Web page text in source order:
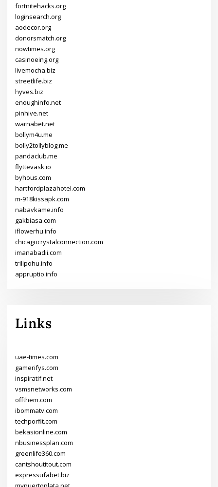
fortnitehacks.org
loginsearch.org
aodecor.org
donorsmatch.org
nowtimes.org
casinoeing.org
livemocha.biz
streetlife.biz
hyves.biz
enoughinfo.net
pinhive.net
warnabet.net
bollym4u.me
bolly2tollyblog.me
pandaclub.me
flyttevask.io
byhous.com
hartfordplazahotel.com
m-918kissapk.com
nabavkame.info
gakbiasa.com
iflowerhu.info
chicagocrystalconnection.com
imanabadii.com
trilipohu.info
appruptio.info
Links
uae-times.com
gamerifys.com
inspiratif.net
vsmsnetworks.com
offthem.com
ibommatv.com
techporfit.com
bekasionline.com
nbusinessplan.com
greenlife360.com
cantshoutitout.com
expressufabet.biz